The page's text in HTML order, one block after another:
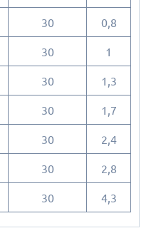
30 0,8
30 1
30 1,3
30 1,7
30 2,4
30 2,8
30 4,3